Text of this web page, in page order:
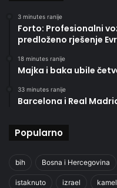
3 minutes ranije
Forto: Profesionalni
predloženo rješenje
18 minutes ranije
Majka i baka ubile
33 minutes ranije
Barcelona i Real
Popularno
bih Bosna i Hercegovina
istaknuto izrael